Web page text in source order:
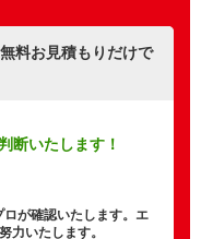
料お見積もりだけで
断いたします！
が確認いたします。エ
力いたします。